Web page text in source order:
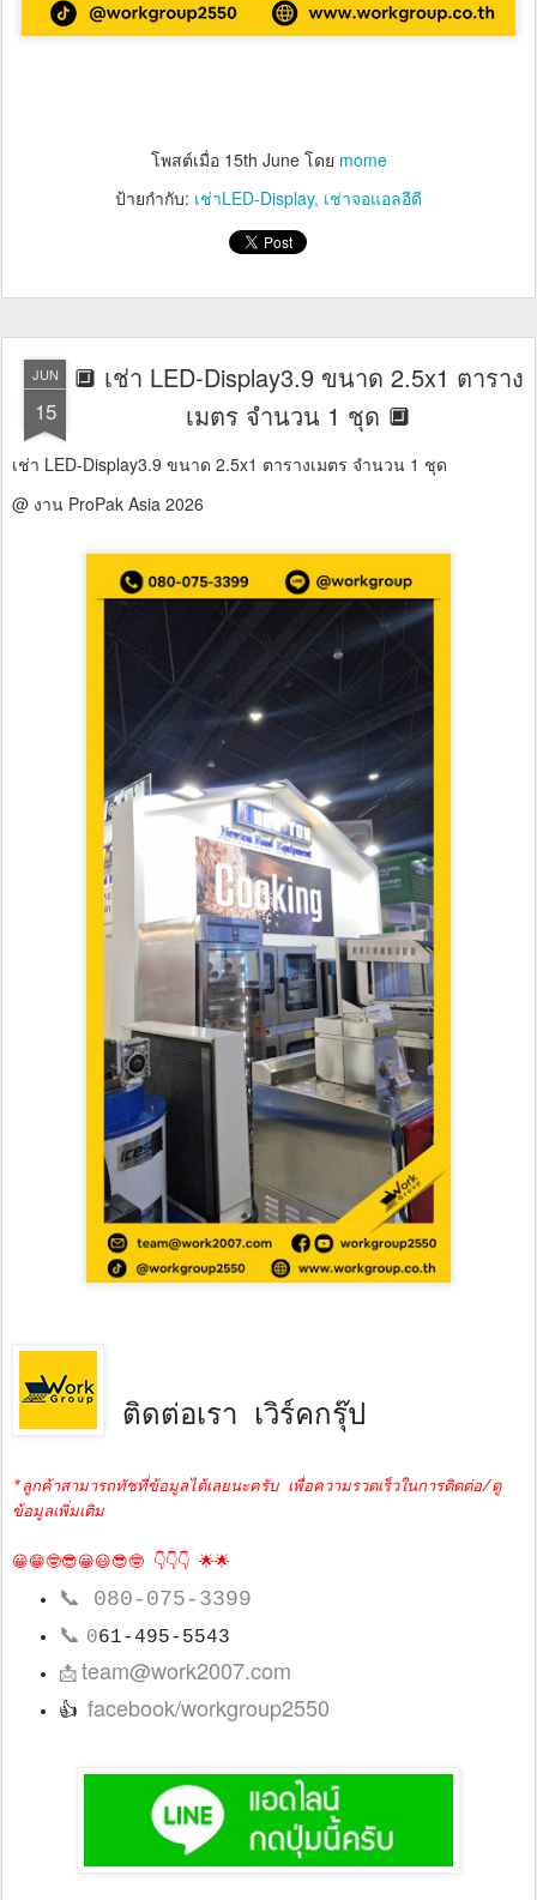
โพสต์เมื่อ 15th Juneโดย mome
ป้ายกำกับ: เช่าLED-Display เช่าจอแอลอีดี
JUN
15
🔲 เช่า LED-Display3.9 ขนาด 2.5x1 ตาราง
เมตร จำนวน 1 ชุด 🔲
เช่า LED-Display3.9 ขนาด 2.5x1 ตารางเมตร จำนวน 1 ชุด
@ งาน ProPak Asia 2026
ติดต่อเรา เวิร์คกรุ๊ป
*ลูกค้าสามารถทัชที่ข้อมูลได้เลยนะครับ เพื่อความรวดเร็วในการติดต่อ/ดู
ข้อมูลเพิ่มเติม
😀😁🤓😎😀😃😎🤓 👇👇👇 🌟🌟
📞 080-075-3399
📞 061-495-5543
📩team@work2007.com
👍 facebook/workgroup2550